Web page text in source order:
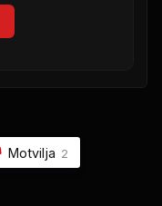
Motvilja 2